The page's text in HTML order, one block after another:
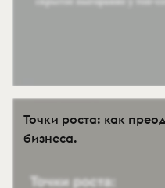
Точки роста: как
бизнеса.